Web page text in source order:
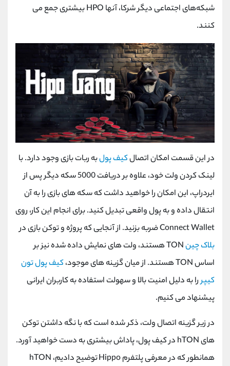
شبکه‌های اجتماعی دیگر شرکا، آنها HPOبیشتری جمع می
کنند.
در این قسمت امکان اتصالکیف پولبه ربات بازی وجود دارد. با
لینک کردن ولت خود، علاوه بر دریافت 5000 سکه دیگر پس از
ایردراپ، این امکان را خواهید داشت که سکه های بازی را به آن
انتقال داده و به پول واقعی تبدیل کنید. برای انجام این کار، روی
Connect Walletضربه بزنید. از آنجایی که پروژه و توکن بازی در
بلاک چینTONهستند، ولت های نمایش داده شده نیز بر
اساسTONهستند. از میان گزینه های موجود،کیف پول تون
کیپررا به دلیل امنیت بالا و سهولت استفاده به کاربران ایرانی
پیشنهاد می کنیم.
در زیر گزینه اتصال ولت، ذکر شده است که با نگه داشتن توکن
هایhTON در کیف پول، پاداش بیشتری به دست خواهید آورد.
همانطور که در معرفی پلتفرمHippoتوضیح دادیم، hTON